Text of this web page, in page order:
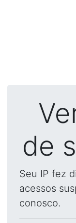
de
Seu IP fez
acessos
conosco.